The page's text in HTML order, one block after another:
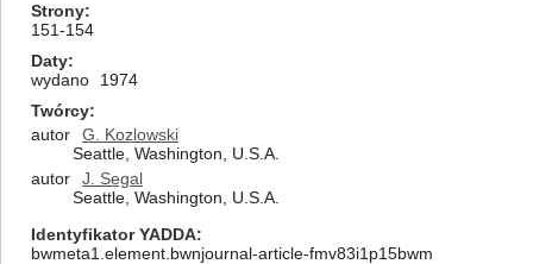
Strony
151-154
Daty
wydano
1974
Twórcy
autor
G. Kozlowski
Seattle, Washington, U.S.A.
autor
J. Segal
Seattle, Washington, U.S.A.
Identyfikator YADDA
bwmeta1.element.bwnjournal-article-fmv83i1p15bwm